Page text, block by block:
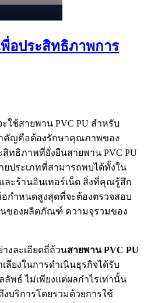
พื่อประสิทธิภาพการ
ใช้สายพาน PVC PU สำหรับ
คัญคือต้องรักษาคุณภาพของ
ทธิภาพที่ยั่งยืนสายพาน PVC PU
ประเภทที่สามารถพบได้ทั้งใน
ะร้านอินเทอร์เน็ต สิ่งที่คุณรู้สึก
กำหนดสูงสุดที่จะต้องตรวจสอบ
ของผลิตภัณฑ์ ความจุรวมของ
งละเอียดถี่ถ้วนสายพานPVC PU
ลียงในการดำเนินธุรกิจได้รับ
พธ์ ไม่เพียงแต่ผลกำไรเท่านั้น
งบริการโดยรวมด้วยการใช้